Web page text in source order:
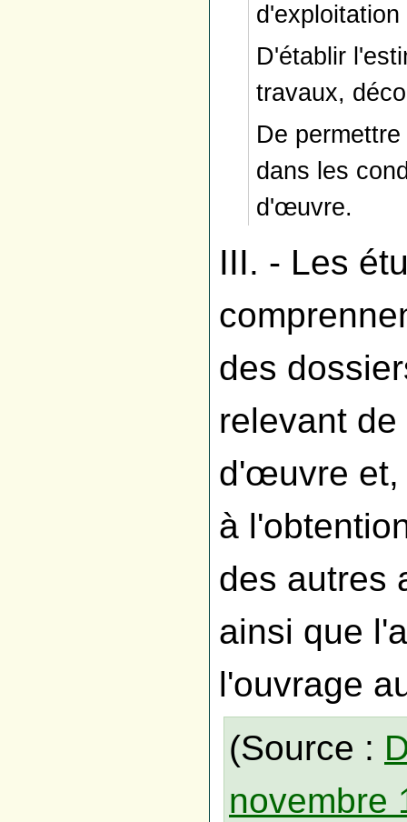
D'établir
travaux,
De
dans les
d'œuvre.
III. - Les
des
relevant
d'œuvre et,
à
des autres
ainsi que
l'ouvrage
(Source :
novembre